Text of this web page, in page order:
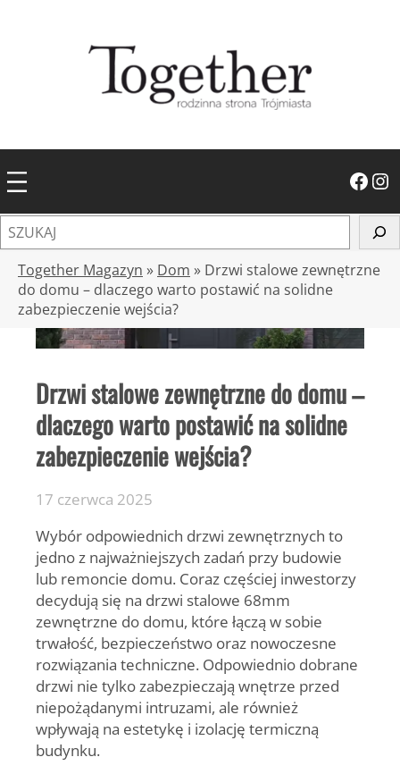
Facebook Instagram
z
Together Magazyn » Dom » Drzwi stalowe zewnętrzne
do domu – dlaczego warto postawić na solidne
zabezpieczenie wejścia?
Drzwi stalowe zewnętrzne do domu –
dlaczego warto postawić na solidne
zabezpieczenie wejścia?
17 czerwca 2025
Wybór odpowiednich drzwi zewnętrznych to
jedno z najważniejszych zadań przy budowie
lub remoncie domu. Coraz częściej inwestorzy
decydują się na drzwi stalowe 68mm
zewnętrzne do domu, które łączą w sobie
trwałość, bezpieczeństwo oraz nowoczesne
rozwiązania techniczne. Odpowiednio dobrane
drzwi nie tylko zabezpieczają wnętrze przed
niepożądanymi intruzami, ale również
wpływają na estetykę i izolację termiczną
budynku.